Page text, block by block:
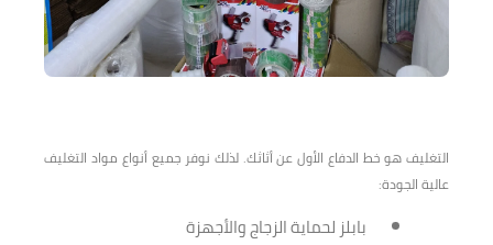
التغليف هو خط الدفاع الأول عن أثاثك. لذلك نوفر جميع أنواع مواد التغليف
عالية الجودة:
بابلز لحماية الزجاج والأجهزة